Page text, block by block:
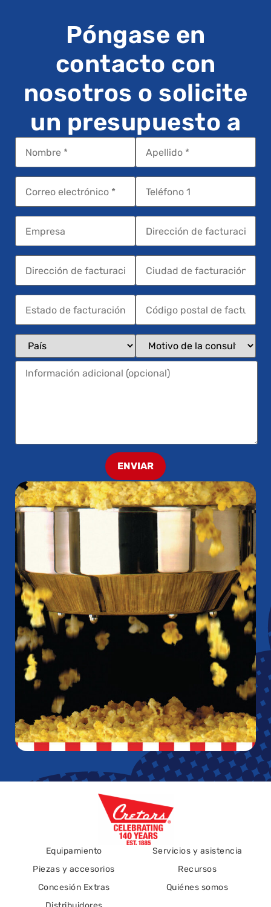
Póngase en
contacto con
nosotros o solicite
un presupuesto a
ENVIAR
Equipamiento
Piezas y accesorios
Concesión Extras
Servicios y asistencia
Recursos
Quiénes somos